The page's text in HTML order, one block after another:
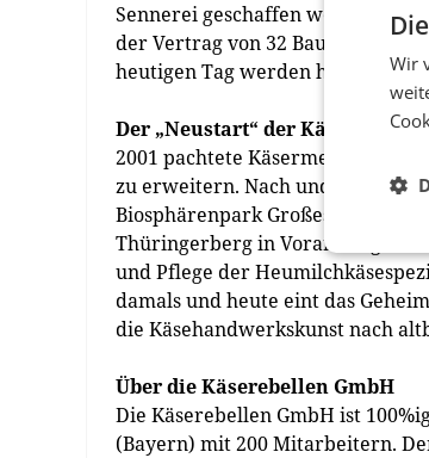
Sennerei geschaffen werden
der Vertrag von 32 Bauern
heutigen Tag werden hier die
Der „Neustart“ der Käserebellen
2001 pachtete Käsermeister
zu erweitern. Nach und nach
Biosphärenpark Großes
Thüringerberg in Vorarlberg
und Pflege der
damals und heute eint das
die Käsehandwerkskunst nach
Über die Käserebellen GmbH
Die Käserebellen GmbH ist
(Bayern) mit 200 Mitarbeitern.
Wir